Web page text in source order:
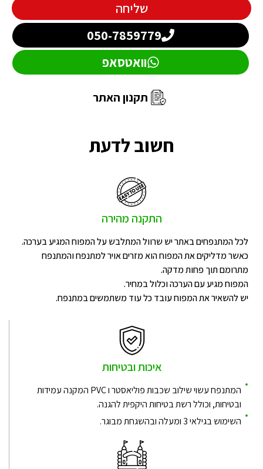
שליחה
050-7859779
וואטסאפ
תקנון האתר
חשוב לדעת
התקנה מהירה
לכל המתנפחים באתר יש שרוול המתלבש על המפוח המגיע בערכה.
כאשר מדליקים את המפוח הוא מזרים אויר למתנפח והמתנפח
מתרומם תוך פחות מדקה.
המפוח מגיע עם הערכה וכלול במחיר.
יש להשאיר את המפוח עובד כל עוד משתמשים במתנפח.
איכות ובטיחות
המתנפח עשוי שילוב שכבות פוליאסטר ו PVC המקנה עמידות
ובטיחות, וכולל רשת בטיחות היקפית להגנה.
השימוש בגילאי 3 ומעלה ובהשגחת מבוגר.